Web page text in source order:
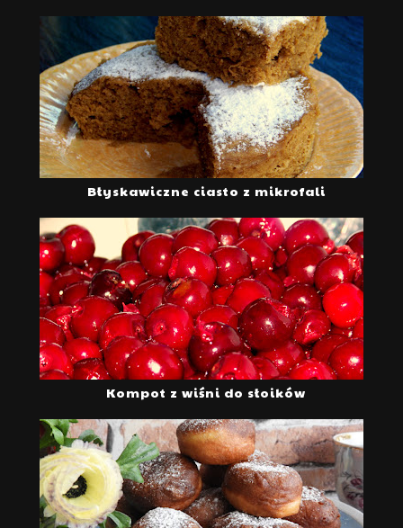
Błyskawiczne ciasto z mikrofali
Kompot z wiśni do słoików